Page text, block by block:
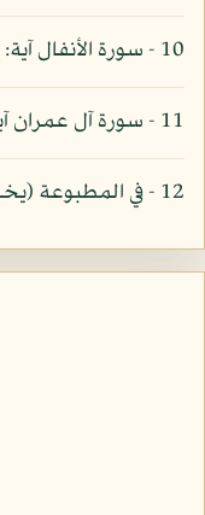
10 - سورة الأنفال آية: 62.
11 - سورة آل عمران آية: 120، 125، ، 186.
12 - في المطبوعة (يخشى منه).